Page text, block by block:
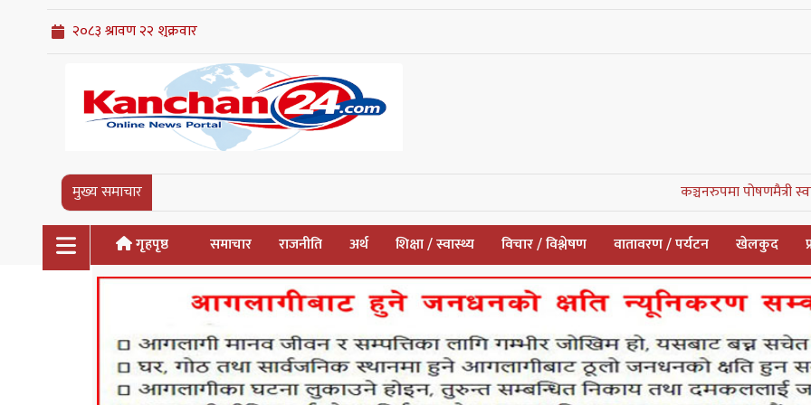
मुख्य समाचार कञ्चनरुपमा पोषणमैत्री स्वास्थ्य
गृहपृष्ठ समाचार राजनीति अर्थ शिक्षा / स्वास्थ्य विचार / विश्लेषण वातावरण / पर्यटन खेलकुद